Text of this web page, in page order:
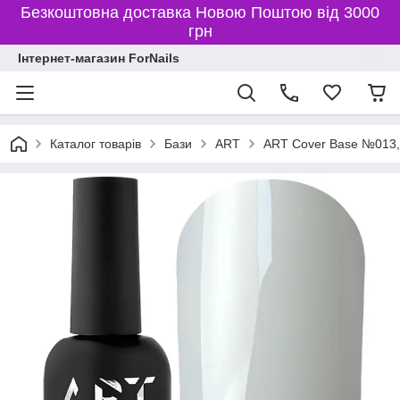
Безкоштовна доставка Новою Поштою від 3000
грн
Інтернет-магазин ForNails
Каталог товарів Бази ART ART Cover Base